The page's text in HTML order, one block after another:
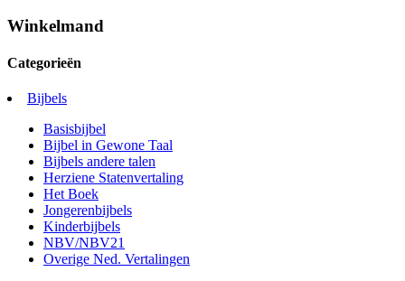
Winkelmand
Categorieën
Bijbels
Basisbijbel
Bijbel in Gewone Taal
Bijbels andere talen
Herziene Statenvertaling
Het Boek
Jongerenbijbels
Kinderbijbels
NBV/NBV21
Overige Ned. Vertalingen